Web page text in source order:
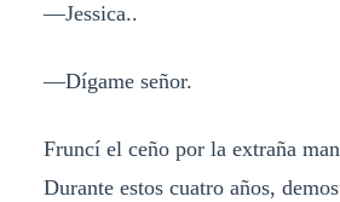
—Jessica..
—Dígame señor.
Fruncí el ceño por la extraña
Durante estos cuatro años,